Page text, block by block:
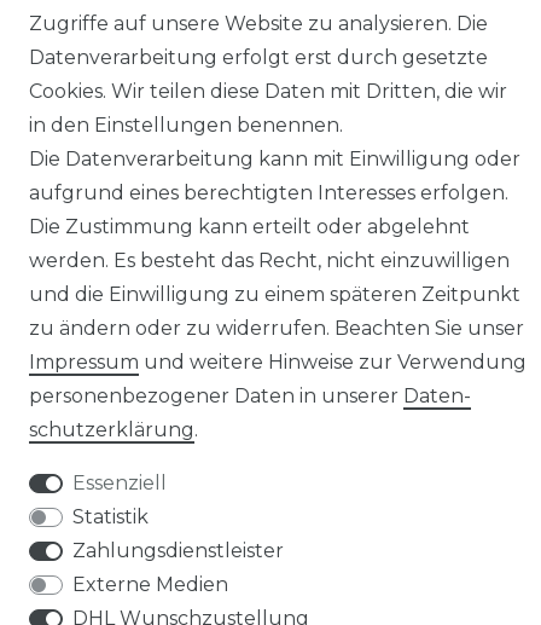
Impressum Daten­schutz­erklärung
AGB Barrierefreiheitserklärung
Widerrufs­recht
VERTRAG WIDERRUFEN
Zugriffe auf unsere Website zu analysieren. Die
Datenverarbeitung erfolgt erst durch gesetzte
Cookies. Wir teilen diese Daten mit Dritten, die wir
in den Einstellungen benennen.
Die Datenverarbeitung kann mit Einwilligung oder
aufgrund eines berechtigten Interesses erfolgen.
Die Zustimmung kann erteilt oder abgelehnt
werden. Es besteht das Recht, nicht einzuwilligen
und die Einwilligung zu einem späteren Zeitpunkt
zu ändern oder zu widerrufen. Beachten Sie unser
Impressum und weitere Hinweise zur Verwendung
personenbezogener Daten in unserer Daten­
schutz­erklärung.
Essenziell
Statistik
Zahlungsdienstleister
Externe Medien
DHL Wunschzustellung